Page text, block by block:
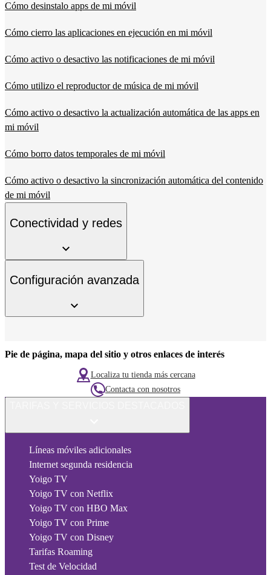
Cómo desinstalo apps de mi móvil
Cómo cierro las aplicaciones en ejecución en mi móvil
Cómo activo o desactivo las notificaciones de mi móvil
Cómo utilizo el reproductor de música de mi móvil
Cómo activo o desactivo la actualización automática de las apps en
mi móvil
Cómo borro datos temporales de mi móvil
Cómo activo o desactivo la sincronización automática del contenido
de mi móvil
Conectividad y redes
Configuración avanzada
Pie de página, mapa del sitio y otros enlaces de interés
Localiza tu tienda más cercana
Contacta con nosotros
Líneas móviles adicionales
Internet segunda residencia
Yoigo TV
Yoigo TV con Netflix
Yoigo TV con HBO Max
Yoigo TV con Prime
Yoigo TV con Disney
Tarifas Roaming
Test de Velocidad